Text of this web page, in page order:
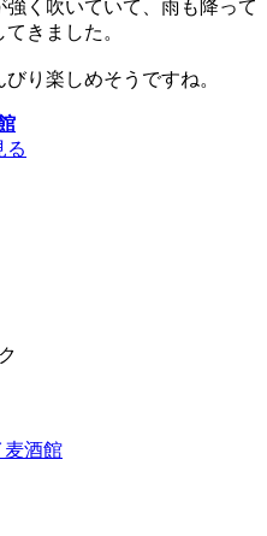
く吹いていて、雨も降って
きました。
り楽しめそうですね。
る
麦酒館